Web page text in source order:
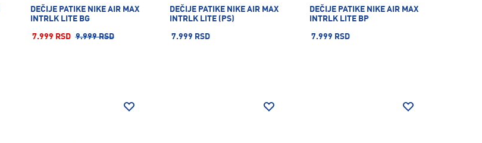
DEČIJE PATIKE NIKE AIR MAX
INTRLK LITE BG
7.999 RSD 9.999 RSD
DEČIJE PATIKE NIKE AIR MAX
INTRLK LITE (PS)
7.999 RSD
DEČIJE PATIKE NIKE AIR MAX
INTRLK LITE BP
7.999 RSD